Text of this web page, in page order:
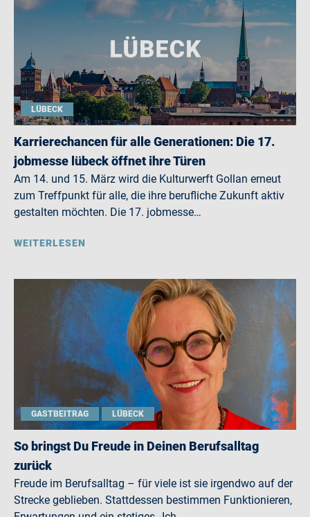
LÜBECK
Karrierechancen für alle Generationen: Die 17.
jobmesse lübeck öffnet ihre Türen
Am 14. und 15. März wird die Kulturwerft Gollan erneut
zum Treffpunkt für alle, die ihre berufliche Zukunft aktiv
gestalten möchten. Die 17. jobmesse…
WEITERLESEN
GASTBEITRAG LÜBECK
So bringst Du Freude in Deinen Berufsalltag
zurück
Freude im Berufsalltag – für viele ist sie irgendwo auf der
Strecke geblieben. Stattdessen bestimmen Funktionieren,